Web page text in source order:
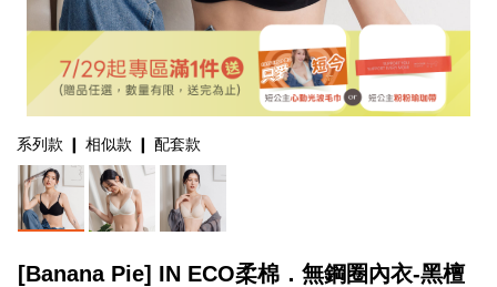
系列款 ❙ 相似款 ❙ 配套款
[Banana Pie] IN ECO柔棉．無鋼圈內衣-黑檀